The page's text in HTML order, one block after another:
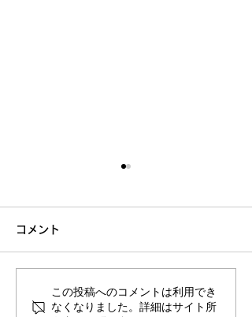
お客様の声【単発のご相
コメント
この投稿へのコメントは利用でき
なくなりました。詳細はサイト所